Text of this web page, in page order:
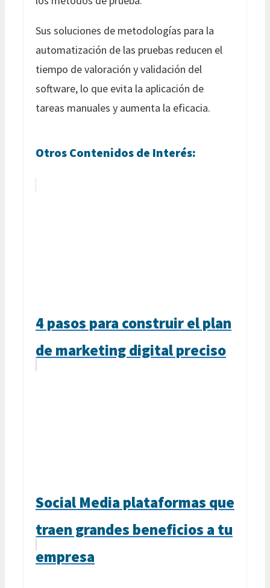
Sus soluciones de metodologías para la
automatización de las pruebas reducen el
tiempo de valoración y validación del
software, lo que evita la aplicación de
tareas manuales y aumenta la eficacia.
Otros Contenidos de Interés:
4 pasos para construir el plan
de marketing digital preciso
Social Media plataformas que
traen grandes beneficios a tu
empresa